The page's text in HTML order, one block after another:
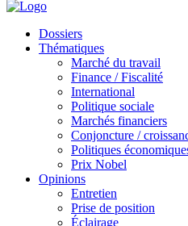
Dossiers
Thématiques
Marché du travail
Finance / Fiscalité
International
Politique sociale
Marchés financiers
Conjoncture /
Politiques
Prix Nobel
Opinions
Entretien
Prise de position
Éclairage